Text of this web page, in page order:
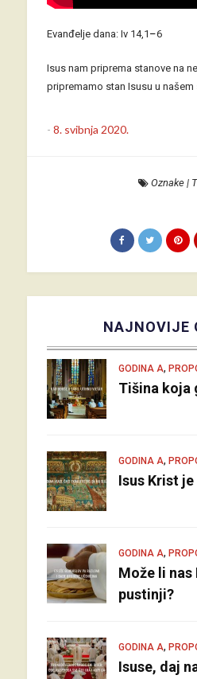
Evanđelje dana: Iv 14,1 –6
Isus nam priprema stanove na
pripremamo stan Isusu u našem
- 8. svibnja 2020.
Oznake |
NAJNOVIJE
GODINA A,
Tišina koja
GODINA A,
Isus Krist je
GODINA A,
Može li nas
pustinji?
GODINA A,
Isuse, daj